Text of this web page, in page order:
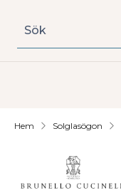
Sök
Hem Solglasögon